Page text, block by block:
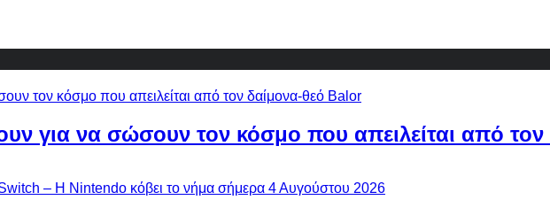
για να σώσουν τον κόσμο που απειλείται από